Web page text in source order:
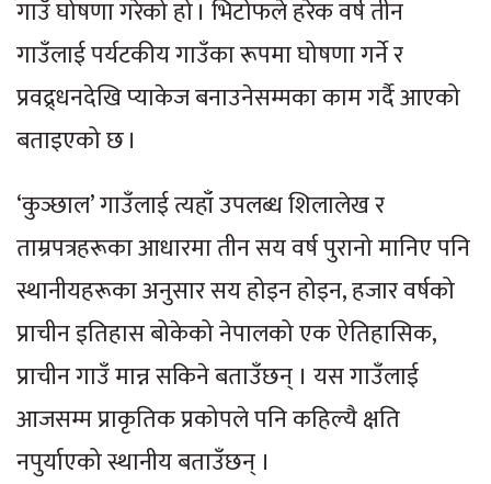
गाउँ घोषणा गरेको हो । भिटोफले हरेक वर्ष तीन
गाउँलाई पर्यटकीय गाउँका रूपमा घोषणा गर्ने र
प्रवद्र्धनदेखि प्याकेज बनाउनेसम्मका काम गर्दै आएको
बताइएको छ ।
‘कुञ्छाल’ गाउँलाई त्यहाँ उपलब्ध शिलालेख र
ताम्रपत्रहरूका आधारमा तीन सय वर्ष पुरानो मानिए पनि
स्थानीयहरूका अनुसार सय होइन होइन, हजार वर्षको
प्राचीन इतिहास बोकेको नेपालको एक ऐतिहासिक,
प्राचीन गाउँ मान्न सकिने बताउँछन् । यस गाउँलाई
आजसम्म प्राकृतिक प्रकोपले पनि कहिल्यै क्षति
नपुर्याएको स्थानीय बताउँछन् ।